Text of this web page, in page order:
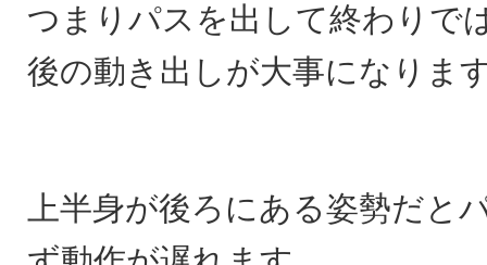
つまりパスを出して終わりで
後の動き出しが大事になりま
上半身が後ろにある姿勢だと